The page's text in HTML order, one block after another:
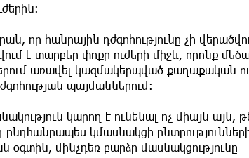
որ հանրային դժգոհությունը չի
է տարբեր փոքր ուժերի միջև, որոնք
առավել կազմակերպված քաղաքական
պայմաններում։
կարող է ունենալ ոչ միայն այն,
կմասնակցի
օգտին, մինչդեռ բարձր մասնակցությունը